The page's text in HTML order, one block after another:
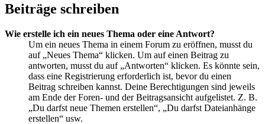
Beiträge schreiben
Wie erstelle ich ein neues Thema oder eine Antwort?
Um ein neues Thema in einem Forum zu eröffnen, musst du
auf „Neues Thema“ klicken. Um auf einen Beitrag zu
antworten, musst du auf „Antworten“ klicken. Es könnte sein,
dass eine Registrierung erforderlich ist, bevor du einen
Beitrag schreiben kannst. Deine Berechtigungen sind jeweils
am Ende der Foren- und der Beitragsansicht aufgelistet. Z. B.
„Du darfst neue Themen erstellen“, „Du darfst Dateianhänge
erstellen“ usw.